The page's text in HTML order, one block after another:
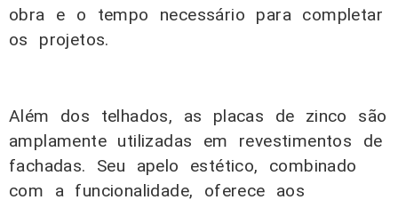
obra e o tempo necessário para completar
os projetos.
Além dos telhados, as placas de zinco são
amplamente utilizadas em revestimentos de
fachadas. Seu apelo estético, combinado
com a funcionalidade, oferece aos